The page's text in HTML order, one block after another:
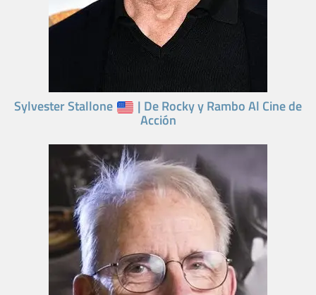
Sylvester Stallone | De Rocky y Rambo Al Cine de
Acción